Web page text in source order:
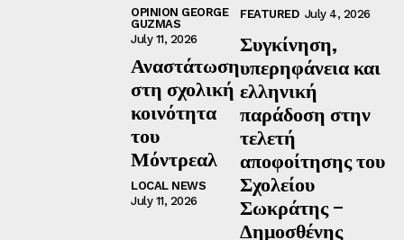
OPINION GEORGE
GUZMAS
July 11, 2026
Αναστάτωση
στη σχολική
κοινότητα
του
Μόντρεαλ
LOCAL NEWS
July 11, 2026
FEATURED July 4, 2026
Συγκίνηση,
υπερηφάνεια και
ελληνική
παράδοση στην
τελετή
αποφοίτησης του
Σχολείου
Σωκράτης –
Δημοσθένης